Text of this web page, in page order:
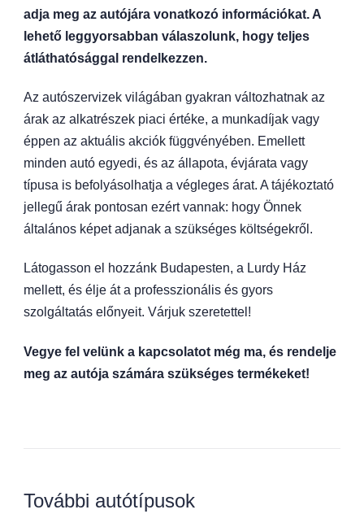
adja meg az autójára vonatkozó információkat. A
lehető leggyorsabban válaszolunk, hogy teljes
átláthatósággal rendelkezzen.
Az autószervizek világában gyakran változhatnak az
árak az alkatrészek piaci értéke, a munkadíjak vagy
éppen az aktuális akciók függvényében. Emellett
minden autó egyedi, és az állapota, évjárata vagy
típusa is befolyásolhatja a végleges árat. A tájékoztató
jellegű árak pontosan ezért vannak: hogy Önnek
általános képet adjanak a szükséges költségekről.
Látogasson el hozzánk Budapesten, a Lurdy Ház
mellett, és élje át a professzionális és gyors
szolgáltatás előnyeit. Várjuk szeretettel!
Vegye fel velünk a kapcsolatot még ma, és rendelje
meg az autója számára szükséges termékeket!
További autótípusok